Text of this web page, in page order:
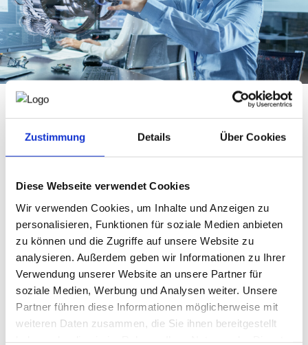
Zustimmung Details Über Cookies
Diese Webseite verwendet Cookies
Wir verwenden Cookies, um Inhalte und Anzeigen zu
personalisieren, Funktionen für soziale Medien anbieten
zu können und die Zugriffe auf unsere Website zu
analysieren. Außerdem geben wir Informationen zu Ihrer
Verwendung unserer Website an unsere Partner für
soziale Medien, Werbung und Analysen weiter. Unsere
Partner führen diese Informationen möglicherweise mit
weiteren Daten zusammen, die Sie ihnen bereitgestellt
KONTAKT
NEWS
NICHT AMTLICHE SACHVERSTÄNDIGE
Wostry Consulting
bietet eine praxisorientierte Online-
Ausbildung zur Sicherheitsvertrauensperson (SVP) an. Die
Ausbildung richtet sich an Mitarbeiter und
in allen Belangen der Arbeitssicherheit und des
Gesundheitsschutzes informieren, beraten und
unterstützen möchten.
Im Rahmen des Seminars erwerben die Teilnehmenden alle
erforderlichen Kenntnisse und Fähigkeiten, um die
Funktion der Sicherheitsvertrauensperson kompetent und
verantwortungsvoll auszuüben. Die Ausbildung entspricht
dem gesetzlich geforderten Umfang von 24
Unterrichtseinheitenzu jeweils 50 Minuten.
Seminarinformationen